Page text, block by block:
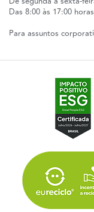
Das 8:00 às 17:00 horas
Para assuntos